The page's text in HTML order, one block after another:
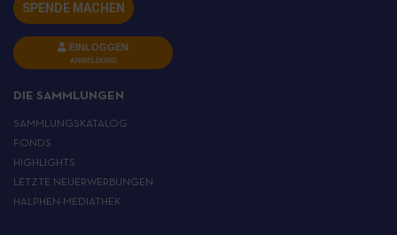
SPENDE MACHEN
EINLOGGEN
ANMELDUNG
DIE SAMMLUNGEN
SAMMLUNGSKATALOG
FONDS
HIGHLIGHTS
LETZTE NEUERWERBUNGEN
HALPHEN-MEDIATHEK